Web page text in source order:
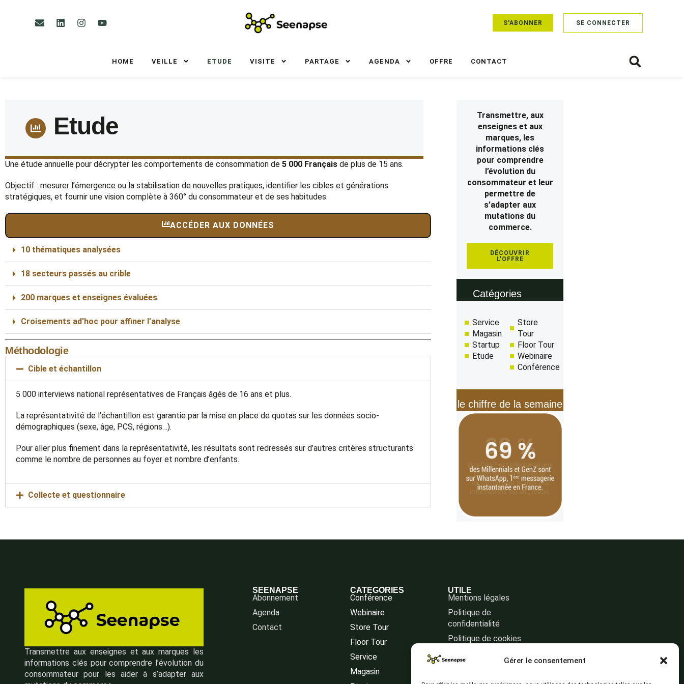
Gérer le consentement
S'ABONNER SE CONNECTER
HOME VEILLE ETUDE VISITE PARTAGE AGENDA OFFRE CONTACT
Etude
Une étude annuelle pour décrypter les comportements de consommation de 5 000 Français de plus de 15 ans.
Objectif : mesurer l’émergence ou la stabilisation de nouvelles pratiques, identifier les cibles et générations
stratégiques, et fournir une vision complète à 360° du consommateur et de ses habitudes.
ACCÉDER AUX DONNÉES
10 thématiques analysées
18 secteurs passés au crible
200 marques et enseignes évaluées
Croisements ad'hoc pour affiner l’analyse
Méthodologie
Cible et échantillon
5 000 interviews national représentatives de Français âgés de 16 ans et plus.
La représentativité de l’échantillon est garantie par la mise en place de quotas sur les données socio-
démographiques (sexe, âge, PCS, régions…).
Pour aller plus finement dans la représentativité, les résultats sont redressés sur d’autres critères structurants
comme le nombre de personnes au foyer et nombre d’enfants.
Collecte et questionnaire
Transmettre, aux
enseignes et aux
marques, les
informations clés
pour comprendre
l’évolution du
consommateur et leur
permettre de
s’adapter aux
mutations du
commerce.
DÉCOUVRIR
L'OFFRE
Catégories
Service
Magasin
Startup
Etude
Store
Tour
Floor Tour
Webinaire
Conférence
le chiffre de la semaine
Transmettre aux enseignes et aux marques les
informations clés pour comprendre l’évolution du
consommateur pour les aider à s’adapter aux
SEENAPSE
Abonnement
Agenda
Contact
CATEGORIES
Conférence
Webinaire
Store Tour
Floor Tour
Service
Magasin
UTILE
Mentions légales
Politique de
confidentialité
Politique de cookies